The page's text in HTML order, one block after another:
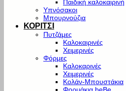
Παιδική καλοκαιρινή
Υπνόσακοι
Μπουρνούζια
ΚΟΡΙΤΣΙ
Πυτζάμες
Καλοκαιρινές
Χειμερινές
Φόρμες
Καλοκαρινές
Χειμερινές
Κολάν-Μπουστάκια